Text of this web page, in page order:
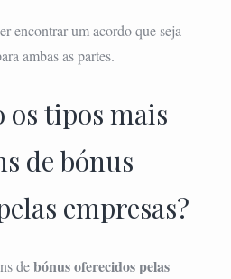
encontrar um acordo que seja
ambas as partes.
os tipos mais
de bónus
empresas?
debónus oferecidos pelas